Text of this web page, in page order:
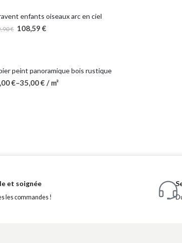
enfants oiseaux arc en ciel
€ 108,59 €
peint panoramique bois rustique
€–35,00€ / m²
et soignée
les commandes !